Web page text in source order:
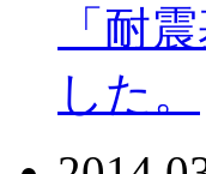
「耐
した。